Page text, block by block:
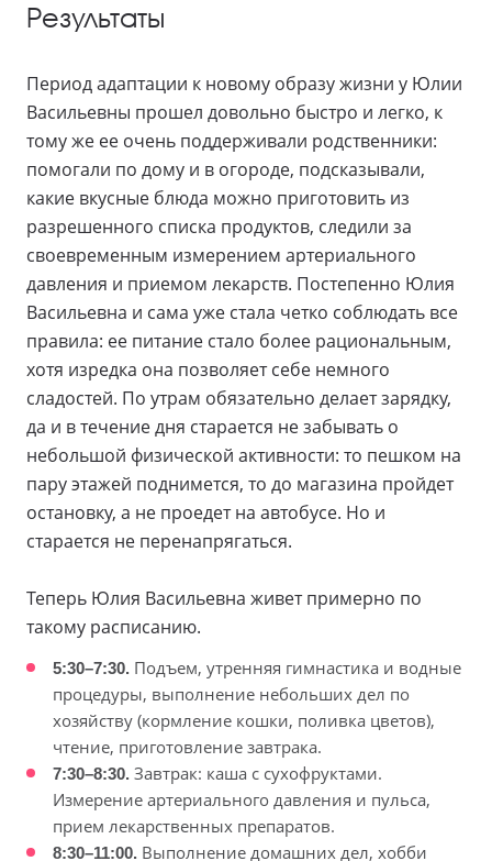
Результаты
Период адаптации к новому образу жизни у Юлии
Васильевны прошел довольно быстро и легко, к
тому же ее очень поддерживали родственники:
помогали по дому и в огороде, подсказывали,
какие вкусные блюда можно приготовить из
разрешенного списка продуктов, следили за
своевременным измерением артериального
давления и приемом лекарств. Постепенно Юлия
Васильевна и сама уже стала четко соблюдать все
правила: ее питание стало более рациональным,
хотя изредка она позволяет себе немного
сладостей. По утрам обязательно делает зарядку,
да и в течение дня старается не забывать о
небольшой физической активности: то пешком на
пару этажей поднимется, то до магазина пройдет
остановку, а не проедет на автобусе. Но и
старается не перенапрягаться.
Теперь Юлия Васильевна живет примерно по
такому расписанию.
5:30–7:30. Подъем, утренняя гимнастика и водные
процедуры, выполнение небольших дел по
хозяйству (кормление кошки, поливка цветов),
чтение, приготовление завтрака.
7:30–8:30. Завтрак: каша с сухофруктами.
Измерение артериального давления и пульса,
прием лекарственных препаратов.
8:30–11:00. Выполнение домашних дел, хобби